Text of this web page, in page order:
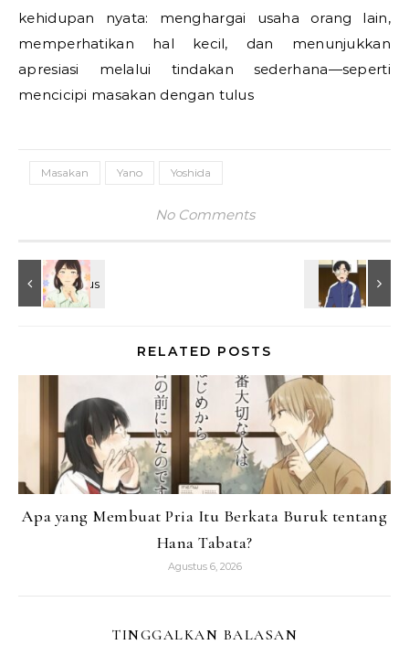
kehidupan nyata: menghargai usaha orang lain,
memperhatikan hal kecil, dan menunjukkan
apresiasi melalui tindakan sederhana—seperti
mencicipi masakan dengan tulus
Masakan Yano Yoshida
No Comments
RELATED POSTS
Apa yang Membuat Pria Itu Berkata Buruk tentang
Hana Tabata?
Agustus 6, 2026
TINGGALKAN BALASAN